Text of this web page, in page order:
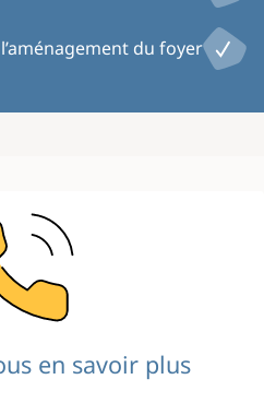
du foyer
en savoir plus ?